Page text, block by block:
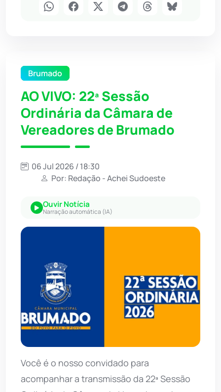
Brumado
AO VIVO: 22ª Sessão
Ordinária da Câmara de
Vereadores de Brumado
06 Jul 2026 / 18:30
Por: Redação - Achei Sudoeste
Ouvir Notícia
Narração automática (IA)
Você é o nosso convidado para
acompanhar a transmissão da 22ª Sessão